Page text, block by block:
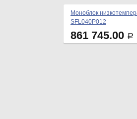
Моноблок
SFL040P012
861 745.00 Р